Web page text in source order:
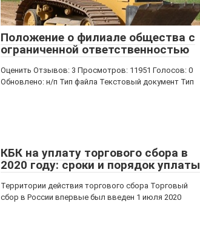
Положение о филиале общества с
ограниченной ответственностью
Оценить Отзывов: 3 Просмотров: 11951 Голосов: 0
Обновлено: н/п Тип файла Текстовый документ Тип
КБК на уплату торгового сбора в
2020 году: сроки и порядок уплаты
Территории действия торгового сбора Торговый
сбор в России впервые был введен 1 июля 2020